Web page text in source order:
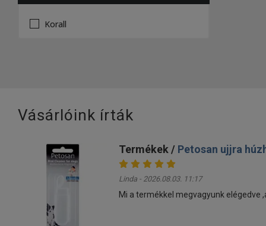
Korall
Vásárlóink írták
Termékek / Petosan ujjra
Linda - 2026.08.03. 11:17
Mi a termékkel megvagyunk elégedve